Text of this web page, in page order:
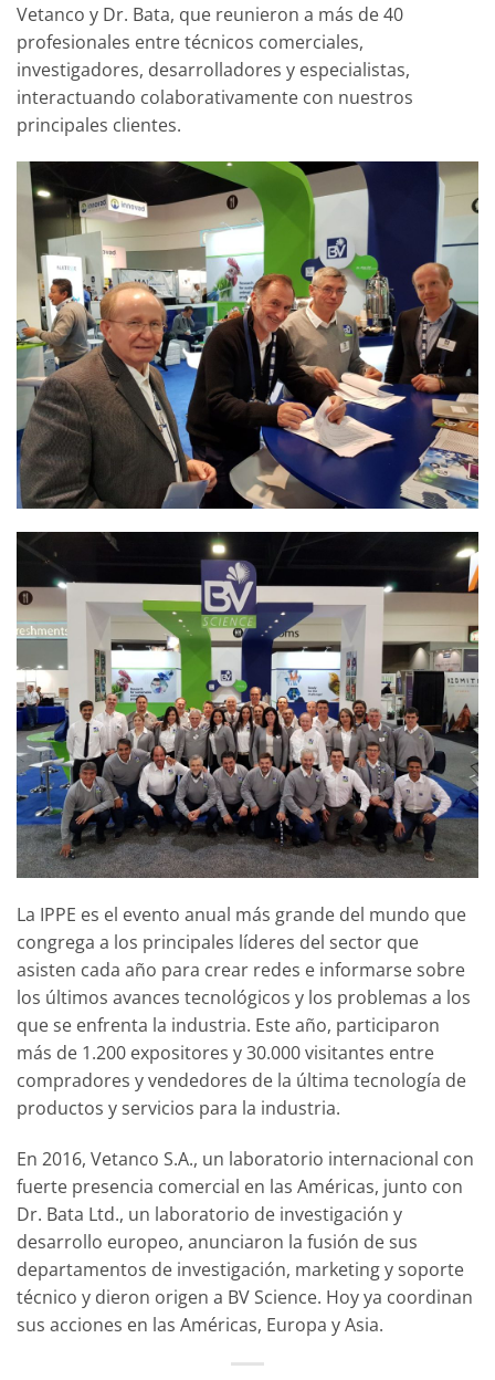
Vetanco y Dr. Bata, que reunieron a más de 40
profesionales entre técnicos comerciales,
investigadores, desarrolladores y especialistas,
interactuando colaborativamente con nuestros
principales clientes.
La IPPE es el evento anual más grande del mundo que
congrega a los principales líderes del sector que
asisten cada año para crear redes e informarse sobre
los últimos avances tecnológicos y los problemas a los
que se enfrenta la industria. Este año, participaron
más de 1.200 expositores y 30.000 visitantes entre
compradores y vendedores de la última tecnología de
productos y servicios para la industria.
En 2016, Vetanco S.A., un laboratorio internacional con
fuerte presencia comercial en las Américas, junto con
Dr. Bata Ltd., un laboratorio de investigación y
desarrollo europeo, anunciaron la fusión de sus
departamentos de investigación, marketing y soporte
técnico y dieron origen a BV Science. Hoy ya coordinan
sus acciones en las Américas, Europa y Asia.